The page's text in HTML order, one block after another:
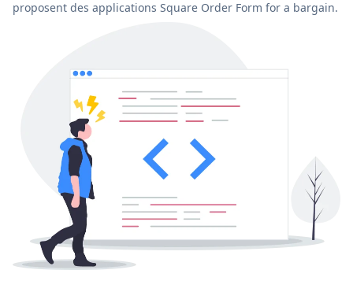
proposent des applications Square Order Form for a bargain.